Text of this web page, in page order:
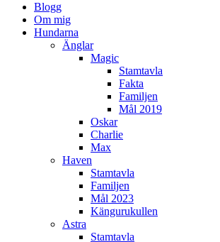
innehåll
Freestylehundar.se
Blogg
Om mig
Hundarna
Änglar
Magic
Stamtavla
Fakta
Familjen
Mål 2019
Oskar
Charlie
Max
Haven
Stamtavla
Familjen
Mål 2023
Kängurukullen
Astra
Stamtavla